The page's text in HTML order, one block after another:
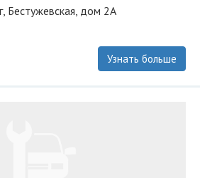
Бестужевская, дом 2А
Узнать больше